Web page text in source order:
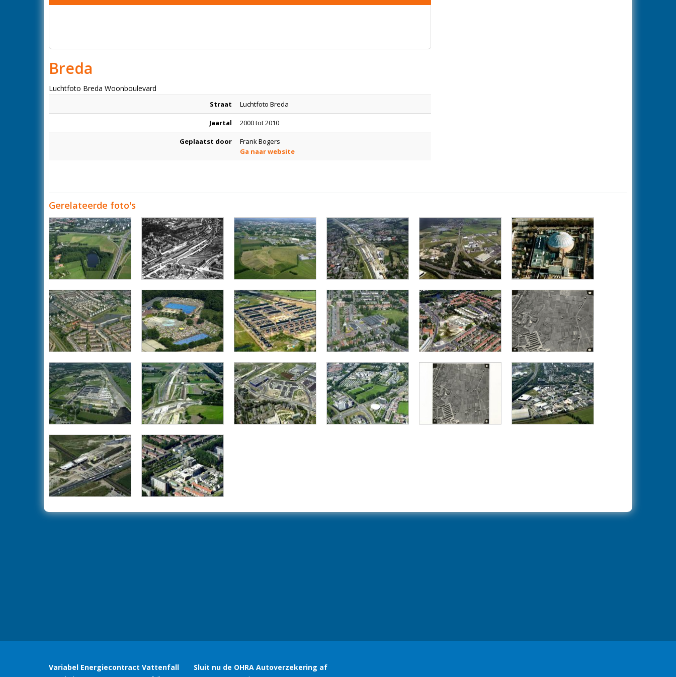
Breda
Luchtfoto Breda Woonboulevard
Straat Luchtfoto Breda
Jaartal 2000 tot 2010
Geplaatst door
Frank Bogers
Ga naar website
Gerelateerde foto's